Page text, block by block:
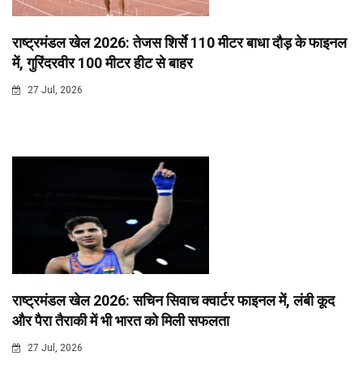
राष्ट्रमंडल खेल 2026: तेजस शिर्से 110 मीटर बाधा दौड़ के फाइनल
में, गुरिंदरवीर 100 मीटर हीट से बाहर
27 Jul, 2026
राष्ट्रमंडल खेल 2026: सचिन सिवाच क्वार्टर फाइनल में, लंबी कूद
और पैरा तैराकी में भी भारत को मिली सफलता
27 Jul, 2026